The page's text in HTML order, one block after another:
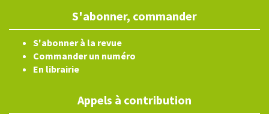
S'abonner, commander
S'abonner à la revue
Commander un numéro
En librairie
Appels à contribution